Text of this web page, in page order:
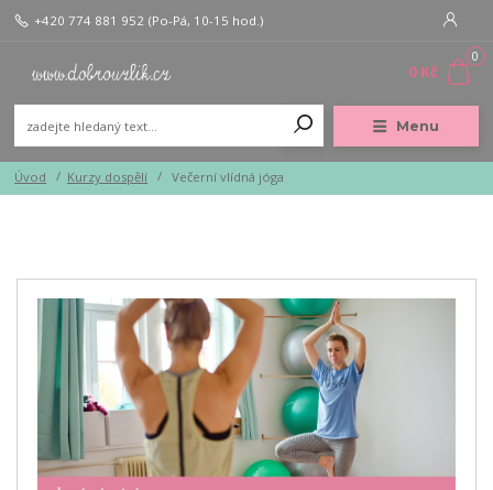
Menu
+420 774 881 952 (Po-Pá, 10-15 hod.)
0
0 Kč
Úvod Kurzy dospělí Večerní vlídná jóga